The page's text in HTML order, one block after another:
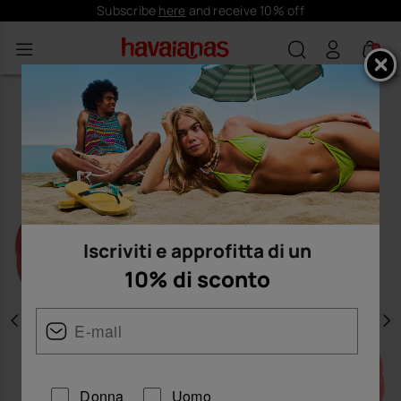
Subscribe here and receive 10% off
0
Precedente
Iscriviti e approfitta di un
10% di sconto
Donna Uomo